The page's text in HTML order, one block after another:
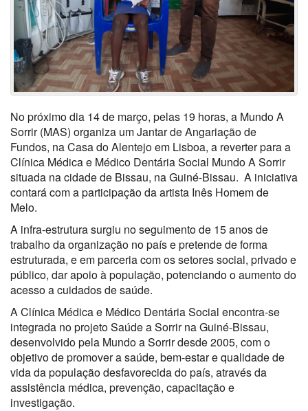
No próximo dia 14 de março, pelas 19 horas, a Mundo A
Sorrir (MAS) organiza um Jantar de Angariação de
Fundos, na Casa do Alentejo em Lisboa, a reverter para a
Clínica Médica e Médico Dentária Social Mundo A Sorrir
situada na cidade de Bissau, na Guiné-Bissau. A iniciativa
contará com a participação da artista Inês Homem de
Melo.
A infra-estrutura surgiu no seguimento de 15 anos de
trabalho da organização no país e pretende de forma
estruturada, e em parceria com os setores social, privado e
público, dar apoio à população, potenciando o aumento do
acesso a cuidados de saúde.
A Clínica Médica e Médico Dentária Social encontra-se
integrada no projeto Saúde a Sorrir na Guiné-Bissau,
desenvolvido pela Mundo a Sorrir desde 2005, com o
objetivo de promover a saúde, bem-estar e qualidade de
vida da população desfavorecida do país, através da
assistência médica, prevenção, capacitação e
investigação.